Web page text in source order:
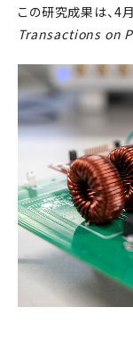
この研究成果は、4
Transactions on